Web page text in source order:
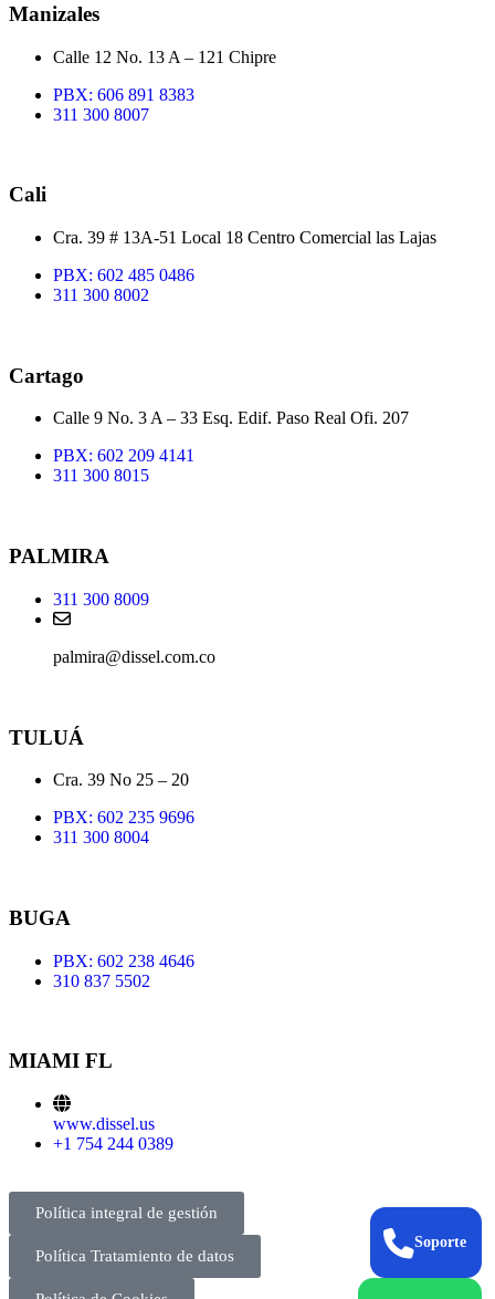
Manizales
Calle 12 No. 13 A – 121 Chipre
PBX: 606 891 8383
311 300 8007
Cali
Cra. 39 # 13A-51 Local 18 Centro Comercial las Lajas
PBX: 602 485 0486
311 300 8002
Cartago
Calle 9 No. 3 A – 33 Esq. Edif. Paso Real Ofi. 207
PBX: 602 209 4141
311 300 8015
PALMIRA
311 300 8009
palmira@dissel.com.co
TULUÁ
Cra. 39 No 25 – 20
PBX: 602 235 9696
311 300 8004
BUGA
PBX: 602 238 4646
310 837 5502
MIAMI FL
www.dissel.us
+1 754 244 0389
Política integral de gestión
Política Tratamiento de datos
Soporte